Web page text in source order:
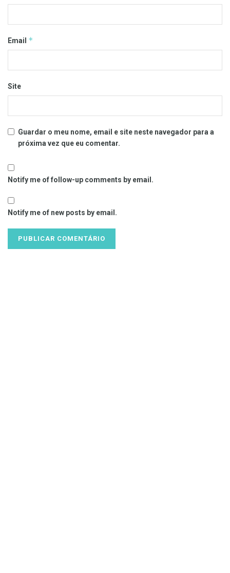
Email *
Site
Guardar o meu nome, email e site neste navegador para a
próxima vez que eu comentar.
Notify me of follow-up comments by email.
Notify me of new posts by email.